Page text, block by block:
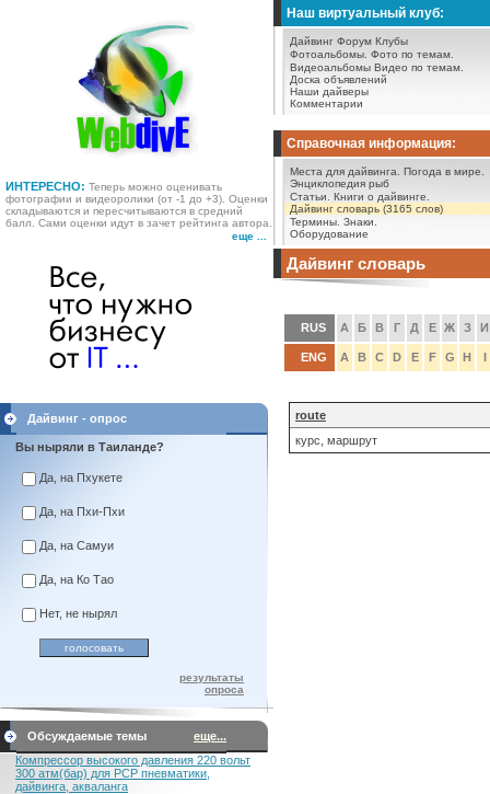
ИНТЕРЕСНО: Теперь можно оценивать
фотографии и видеоролики (от -1 до +3). Оценки
складываются и пересчитываются в средний
балл. Сами оценки идут в зачет рейтинга автора.
еще ...
Наш виртуальный клуб:
Дайвинг Форум Клубы
Фотоальбомы. Фото по темам.
Видеоальбомы Видео по темам.
Доска объявлений
Наши дайверы
Комментарии
Справочная информация:
Места для дайвинга.
Погода в мире.
Энциклопедия рыб
Статьи.
Книги о дайвинге.
Дайвинг словарь (3165 слов)
Термины. Знаки.
Оборудование
Дайвинг - опрос
Вы ныряли в Таиланде?
Да, на Пхукете
Да, на Пхи-Пхи
Да, на Самуи
Да, на Ко Тао
Нет, не нырял
результаты
опроса
Обсуждаемые темы
еще...
Компрессор высокого давления 220 вольт
300 атм(бар) для PCP пневматики,
дайвинга, акваланга
Дайвинг словарь
RUS А Б В Г Д Е Ж З И
ENG A B C D E F G H I
route
курс, маршрут